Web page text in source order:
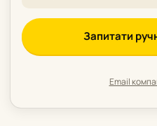
Запитати
Email